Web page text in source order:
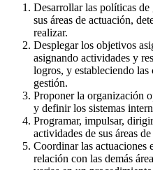
Desarrollar las políticas de
sus áreas de actuación,
realizar.
Desplegar los objetivos
asignando actividades y
logros, y estableciendo las
gestión.
Proponer la organización
y definir los sistemas
Programar, impulsar,
actividades de sus áreas
Coordinar las actuaciones
relación con las demás